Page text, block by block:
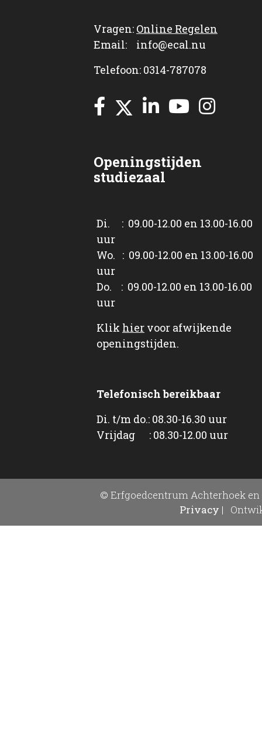
Vragen: Online Regelen
Email: info@ecal.nu
Telefoon: 0314-787078
Openingstijden
studiezaal
Di. : 09.00-12.00 en 13.00-16.00
uur
Wo. : 09.00-12.00 en 13.00-16.00
uur
Do. : 09.00-12.00 en 13.00-16.00
uur
Klik hier voor afwijkende
openingstijden.
Telefonisch bereikbaar
Di. t/m do.: 08.30-16.30 uur
Vrijdag : 08.30-12.00 uur
© Erfgoedcentrum Achterhoek en
Privacy |